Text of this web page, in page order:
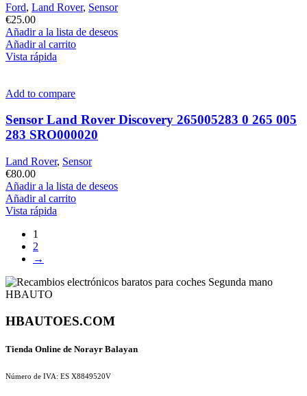
Ford, Land Rover, Sensor
€25.00
Añadir a la lista de deseos
Añadir al carrito
Vista rápida
Add to compare
Sensor Land Rover Discovery 265005283 0 265 005
283 SRO000020
Land Rover, Sensor
€80.00
Añadir a la lista de deseos
Añadir al carrito
Vista rápida
1
2
→
HBAUTOES.COM
Tienda Online de Norayr Balayan
Número de IVA: ES X8849520V